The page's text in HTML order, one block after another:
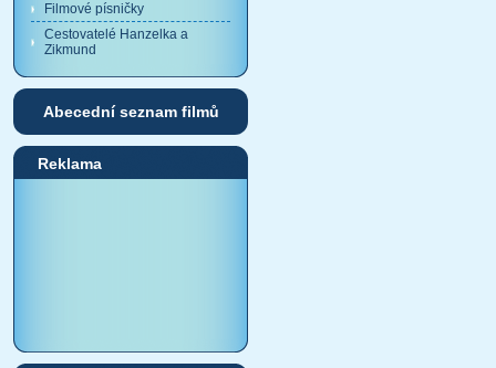
Filmové písničky
Cestovatelé Hanzelka a
Zikmund
Abecední seznam filmů
Reklama